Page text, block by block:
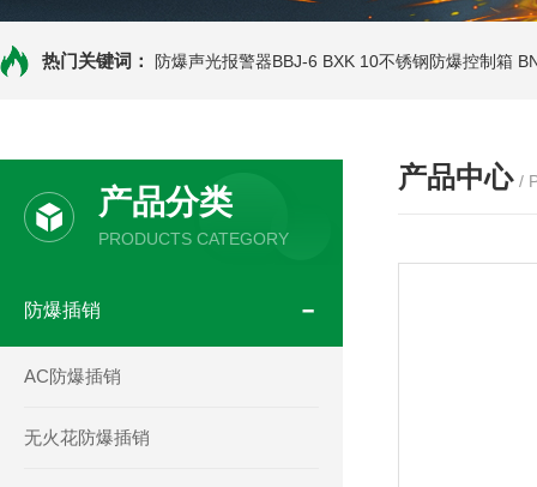
热门关键词： 防爆声光报警器BBJ-6 BXK 10不锈钢防爆控制箱
产品分类
PRODUCTS CATEGORY
防爆插销
AC防爆插销
无火花防爆插销
产品中心 /